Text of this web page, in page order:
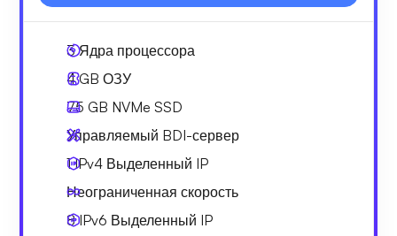
3Ядра процессора
4 GB ОЗУ
75 GB NVMe SSD
Управляемый BDI-сервер
1 IPv4 Выделенный IP
Неограниченная скорость
8 IPv6 Выделенный IP